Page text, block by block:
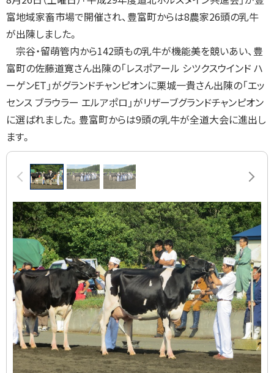
る
富地域家畜市場で開催され、豊富町からは8農家26頭の乳牛
が出陳しました。
宗谷・留萌管内から142頭もの乳牛が機能美を競いあい、豊
富町の佐藤道寛さん出陳の「レスポアール シツクスウインド ハ
ーゲンET 」がグランドチャンピオンに栗城一貴さん出陳の「エッ
センス ブラウラー エルアポロ」がリザーブグランドチャンピオン
に選ばれました。 豊富町からは9頭の乳牛が全道大会に進出し
ます。
画
ラ
イ
集
前へ